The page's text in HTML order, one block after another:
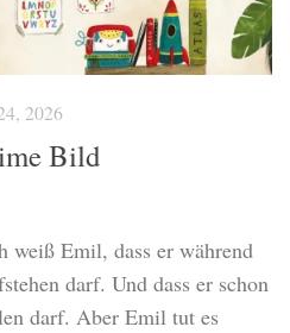
2026
Bild
weiß Emil, dass er während
darf. Und dass er schon
darf. Aber Emil tut es